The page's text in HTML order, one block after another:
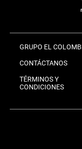
GRUPO EL
CONTÁCTANOS
TÉRMINOS Y
CONDICIONES